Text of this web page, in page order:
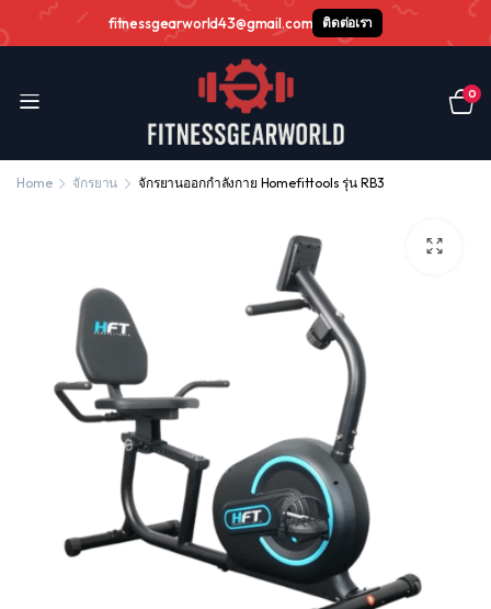
fitnessgearworld43@gmail.com ติดต่อเรา
0
Home จักรยาน จักรยานออกกำลังกาย Homefittools รุ่น RB3